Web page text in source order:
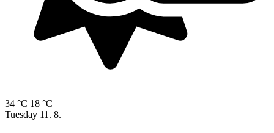
34 °C 18 °C
Tuesday 11. 8.